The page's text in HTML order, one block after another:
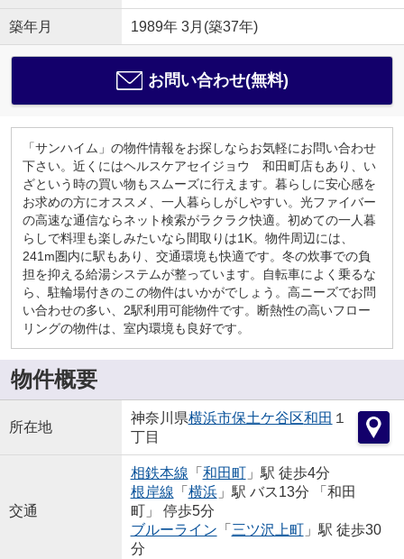
築年月 1989年 3月(築37年)
お問い合わせ(無料)
「サンハイム」の物件情報をお探しならお気軽にお問い合わせ
下さい。近くにはヘルスケアセイジョウ 和田町店もあり、い
ざという時の買い物もスムーズに行えます。暮らしに安心感を
お求めの方にオススメ、一人暮らしがしやすい。光ファイバー
の高速な通信ならネット検索がラクラク快適。初めての一人暮
らしで料理も楽しみたいなら間取りは1K。物件周辺には、
241m圏内に駅もあり、交通環境も快適です。冬の炊事での負
担を抑える給湯システムが整っています。自転車によく乗るな
ら、駐輪場付きのこの物件はいかがでしょう。高ニーズでお問
い合わせの多い、2駅利用可能物件です。断熱性の高いフロー
リングの物件は、室内環境も良好です。
物件概要
所在地
神奈川県横浜市保土ケ谷区和田 １
丁目
交通
相鉄本線 「 和田町」駅 徒歩4分
根岸線 「 横浜」駅 バス13分 「和田
町」 停歩5分
ブルーライン 「 三ツ沢上町」駅 徒歩30
分